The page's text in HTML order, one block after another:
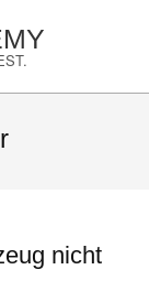
nicht